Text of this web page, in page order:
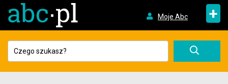
Moje Abc +